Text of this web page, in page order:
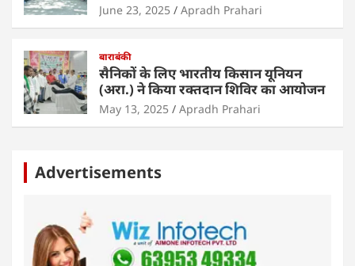
June 23, 2025 Apradh Prahari
बाराबंकी
सैनिकों के लिए भारतीय किसान यूनियन
(अरा.) ने किया रक्तदान शिविर का आयोजन
May 13, 2025 Apradh Prahari
Advertisements